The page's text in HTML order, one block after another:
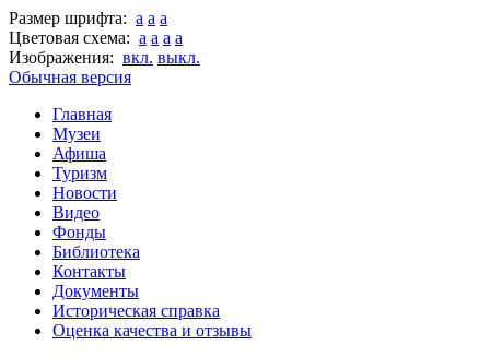
Размер шрифта: a a a
Цветовая схема: a a a a
Изображения: вкл. выкл.
Обычная версия
Главная
Музеи
Афиша
Туризм
Новости
Видео
Фонды
Библиотека
Контакты
Документы
Историческая справка
Оценка качества и отзывы